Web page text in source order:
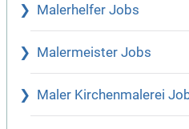
Malerhelfer Jobs
Malermeister Jobs
Maler Kirchenmalerei